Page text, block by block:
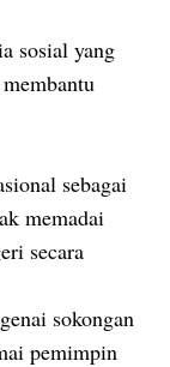
sosial yang
sebagai
memadai
secara
sokongan
pemimpin